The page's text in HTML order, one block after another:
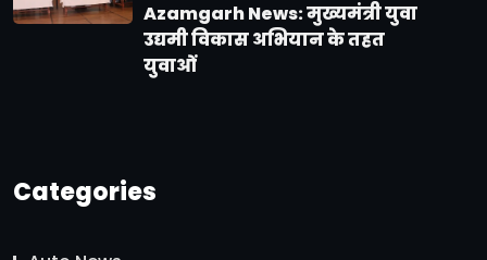
Azamgarh News: मुख्यमंत्री युवा
उद्यमी विकास अभियान के तहत
युवाओं
Categories